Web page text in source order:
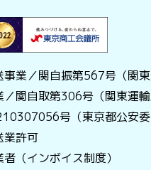
業／関自振第567号（関東
関自取第306号（関東運輸
号（東京都公安委
業許可
（インボイス制度）